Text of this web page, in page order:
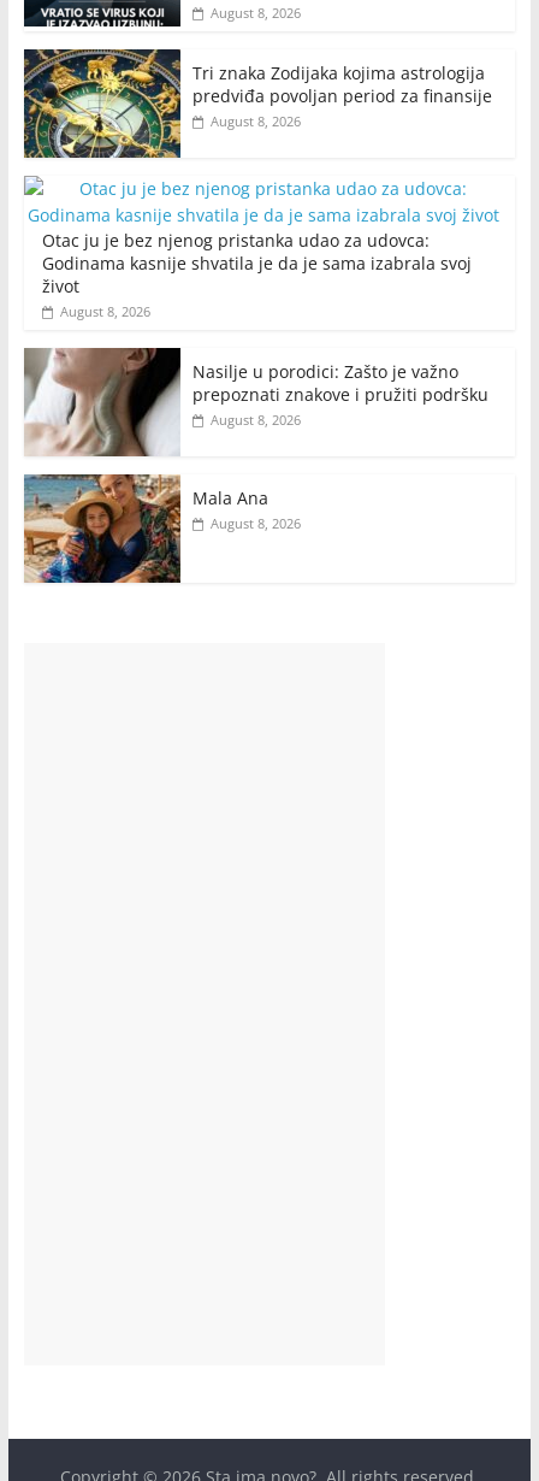
August 8, 2026
Tri znaka Zodijaka kojima astrologija
predviđa povoljan period za finansije
August 8, 2026
Otac ju je bez njenog pristanka udao za udovca:
Godinama kasnije shvatila je da je sama izabrala svoj
život
August 8, 2026
Nasilje u porodici: Zašto je važno
prepoznati znakove i pružiti podršku
August 8, 2026
Mala Ana
August 8, 2026